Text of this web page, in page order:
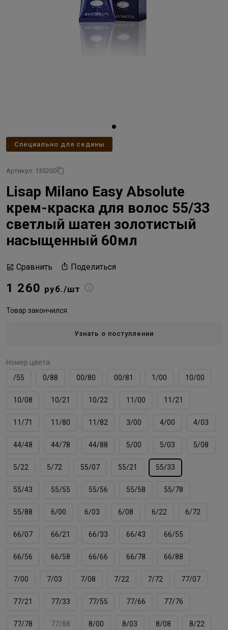
Специально для седины
Артикул: 133200
Lisap Milano Easy Absolute
крем-краска для волос 55/33
светлый шатен золотистый
насыщенный 60мл
Сравнить Поделиться
1 260 руб./шт
Товар закончился
Узнать о поступлении
Номер цвета
/55
0/88 00/80 00/81 1/00 10/00
10/08 10/21 10/22 11/00 11/21
11/71 11/80 11/82 3/00 4/00 4/03
44/48 44/78 44/88 5/00 5/03 5/08
5/22 5/72 55/07 55/21 55/33
55/43 55/55 55/56 55/58 55/78
55/88 6/00 6/03 6/08 6/22 6/72
66/07 66/21 66/33 66/43 66/55
66/56 66/58 66/66 66/78 66/88
7/00 7/03 7/08 7/22 7/72 77/07
77/21 77/33 77/55 77/66 77/76
77/78 77/88 8/00 8/03 8/08 8/22